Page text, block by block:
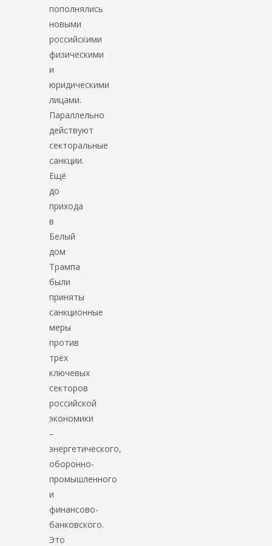
пополнялись
новыми
российскими
физическими
и
юридическими
лицами.
Параллельно
действуют
секторальные
санкции.
Ещё
до
прихода
в
Белый
дом
Трампа
были
приняты
санкционные
меры
против
трёх
ключевых
секторов
российской
экономики
–
энергетического,
оборонно-
промышленного
и
финансово-
банковского.
Это